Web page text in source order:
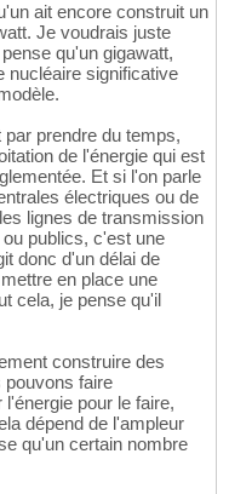
ait encore construit un
Je voudrais juste
qu'un gigawatt,
nucléaire significative
prendre du temps,
de l'énergie qui est
Et si l'on parle
électriques ou de
lignes de transmission
publics, c'est une
donc d'un délai de
en place une
cela, je pense qu'il
construire des
pouvons faire
pour le faire,
dépend de l'ampleur
qu'un certain nombre